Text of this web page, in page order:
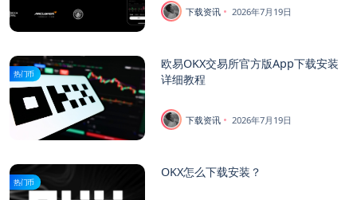
下载资讯 2026年7月19日
热门币
欧易OKX交易所官方版App下载安装
详细教程
下载资讯 2026年7月19日
热门币
OKX怎么下载安装？